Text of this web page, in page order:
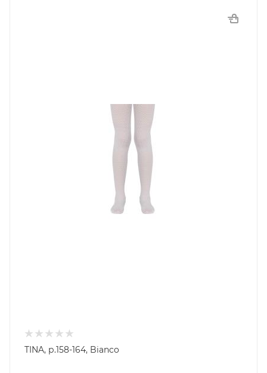
TINA, р.158-164, Bianco